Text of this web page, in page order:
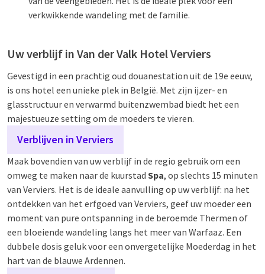
verkwikkende wandeling met de familie.
Uw verblijf in Van der Valk Hotel Verviers
Gevestigd in een prachtig oud douanestation uit de 19e eeuw,
is ons hotel een unieke plek in België. Met zijn ijzer- en
glasstructuur en verwarmd buitenzwembad biedt het een
majestueuze setting om de moeders te vieren.
Verblijven in Verviers
Maak bovendien van uw verblijf in de regio gebruik om een
omweg te maken naar de kuurstad Spa, op slechts 15 minuten
van Verviers. Het is de ideale aanvulling op uw verblijf: na het
ontdekken van het erfgoed van Verviers, geef uw moeder een
moment van pure ontspanning in de beroemde Thermen of
een bloeiende wandeling langs het meer van Warfaaz. Een
dubbele dosis geluk voor een onvergetelijke Moederdag in het
hart van de blauwe Ardennen.